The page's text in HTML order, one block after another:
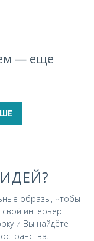
— еще
образы, чтобы
свой интерьер
и Вы найдёте